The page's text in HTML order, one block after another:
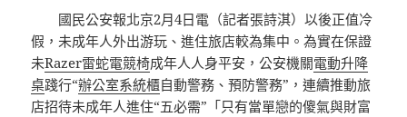
國民公安報北京2月4日電（記者張詩淇）以後正值冷
假，未成年人外出游玩、進住旅店較為集中。為實在保證
未Razer雷蛇電競椅成年人人身平安，公安機關電動升降
桌踐行“辦公室系統櫃自動警務、預防警務”，連續推動旅
店招待未成年人進住“五必需”「只有當單戀的傻氣與財富